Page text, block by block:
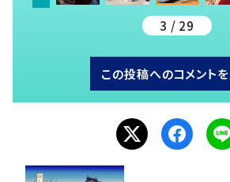
3 / 29
この投稿へのコメント